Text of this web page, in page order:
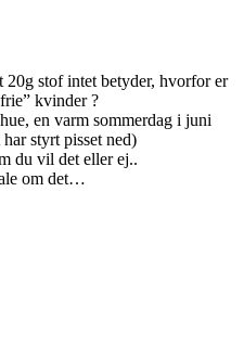
stof intet betyder, hvorfor er
kvinder ?
en varm sommerdag i juni
styrt pisset ned)
du vil det eller ej..
om det…